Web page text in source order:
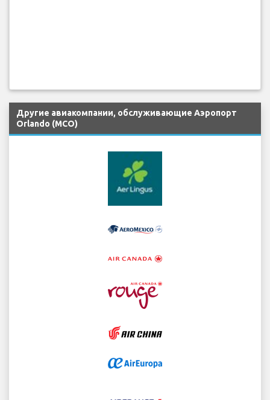
Другие авиакомпании, обслуживающие Аэропорт
Orlando (MCO)